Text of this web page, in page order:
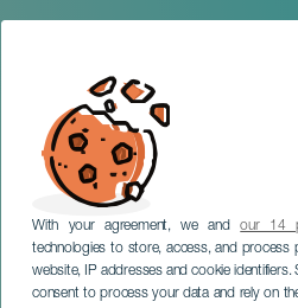
With your agreement, we andour 14
technologies to store, access, and process
website, IP addresses and cookie
consent to process your data and rely on
TENERIFE